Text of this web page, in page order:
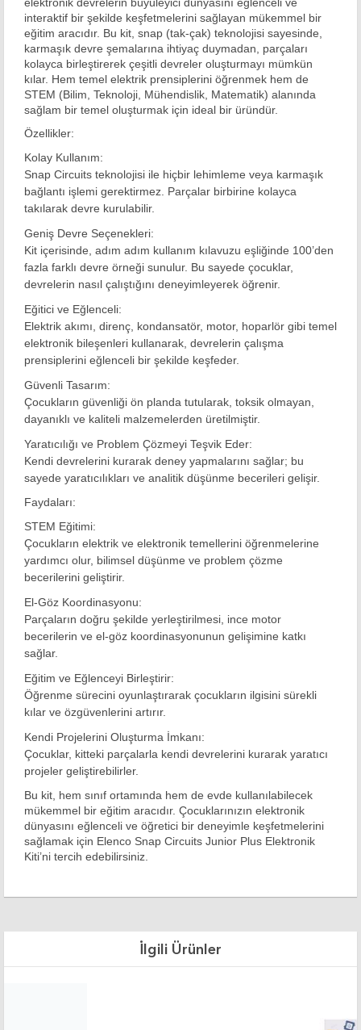
interaktif bir şekilde keşfetmelerini sağlayan mükemmel bir
eğitim aracıdır. Bu kit, snap (tak-çak) teknolojisi sayesinde,
karmaşık devre şemalarına ihtiyaç duymadan, parçaları
kolayca birleştirerek çeşitli devreler oluşturmayı mümkün
kılar. Hem temel elektrik prensiplerini öğrenmek hem de
STEM (Bilim, Teknoloji, Mühendislik, Matematik) alanında
sağlam bir temel oluşturmak için ideal bir üründür.
Özellikler:
Kolay Kullanım:
Snap Circuits teknolojisi ile hiçbir lehimleme veya karmaşık
bağlantı işlemi gerektirmez. Parçalar birbirine kolayca
takılarak devre kurulabilir.
Geniş Devre Seçenekleri:
Kit içerisinde, adım adım kullanım kılavuzu eşliğinde 100’den
fazla farklı devre örneği sunulur. Bu sayede çocuklar,
devrelerin nasıl çalıştığını deneyimleyerek öğrenir.
Eğitici ve Eğlenceli:
Elektrik akımı, direnç, kondansatör, motor, hoparlör gibi temel
elektronik bileşenleri kullanarak, devrelerin çalışma
prensiplerini eğlenceli bir şekilde keşfeder.
Güvenli Tasarım:
Çocukların güvenliği ön planda tutularak, toksik olmayan,
dayanıklı ve kaliteli malzemelerden üretilmiştir.
Yaratıcılığı ve Problem Çözmeyi Teşvik Eder:
Kendi devrelerini kurarak deney yapmalarını sağlar; bu
sayede yaratıcılıkları ve analitik düşünme becerileri gelişir.
Faydaları:
STEM Eğitimi:
Çocukların elektrik ve elektronik temellerini öğrenmelerine
yardımcı olur, bilimsel düşünme ve problem çözme
becerilerini geliştirir.
El-Göz Koordinasyonu:
Parçaların doğru şekilde yerleştirilmesi, ince motor
becerilerin ve el-göz koordinasyonunun gelişimine katkı
sağlar.
Eğitim ve Eğlenceyi Birleştirir:
Öğrenme sürecini oyunlaştırarak çocukların ilgisini sürekli
kılar ve özgüvenlerini artırır.
Kendi Projelerini Oluşturma İmkanı:
Çocuklar, kitteki parçalarla kendi devrelerini kurarak yaratıcı
projeler geliştirebilirler.
Bu kit, hem sınıf ortamında hem de evde kullanılabilecek
mükemmel bir eğitim aracıdır. Çocuklarınızın elektronik
dünyasını eğlenceli ve öğretici bir deneyimle keşfetmelerini
sağlamak için Elenco Snap Circuits Junior Plus Elektronik
Kiti’ni tercih edebilirsiniz.
İlgili Ürünler